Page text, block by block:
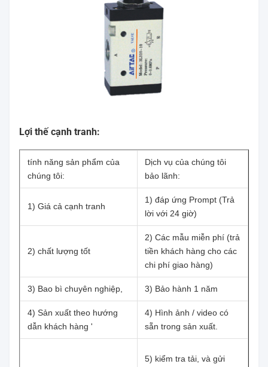
Lợi thế cạnh tranh:
tính năng sản phẩm của
chúng tôi:
Dịch vụ của chúng tôi
bảo lãnh:
1) Giá cả cạnh tranh
1) đáp ứng Prompt (Trả
lời với 24 giờ)
2) chất lượng tốt
2) Các mẫu miễn phí (trả
tiền khách hàng cho các
chi phí giao hàng)
3) Bao bì chuyên nghiệp, 3) Bảo hành 1 năm
4) Sản xuất theo hướng
dẫn khách hàng '
4) Hình ảnh / video có
sẵn trong sản xuất.
5) kiểm tra tải, và gửi